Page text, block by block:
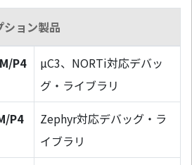
ョン製品
P4
µC3、NORTi対応デバッ
グ・ライブラリ
P4
Zephyr対応デバッグ・ラ
イブラリ